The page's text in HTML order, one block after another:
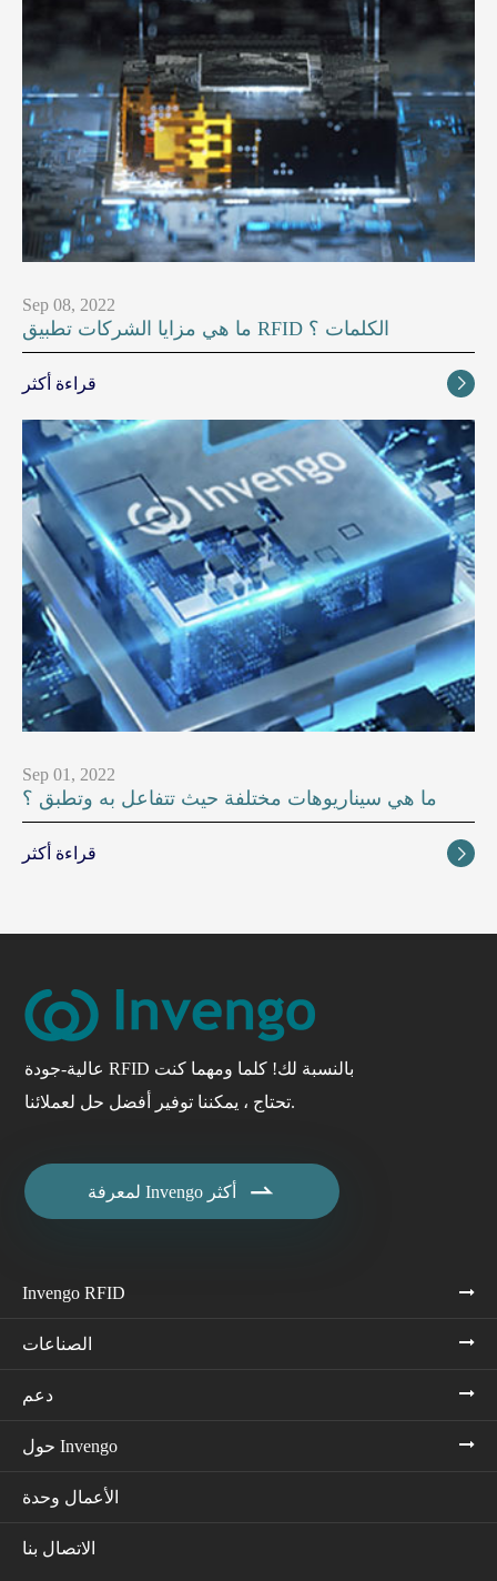
Sep 08, 2022
ما هي مزايا الشركات تطبيق RFID الكلمات ؟
قراءة أكثر 
Sep 01, 2022
ما هي سيناريوهات مختلفة حيث تتفاعل به وتطبق ؟
قراءة أكثر 
عالية-جودة RFID بالنسبة لك! كلما ومهما كنت
تحتاج ، يمكننا توفير أفضل حل لعملائنا.
لمعرفة Invengo أكثر 
Invengo RFID
الصناعات
دعم
حول Invengo
الأعمال وحدة
الاتصال بنا